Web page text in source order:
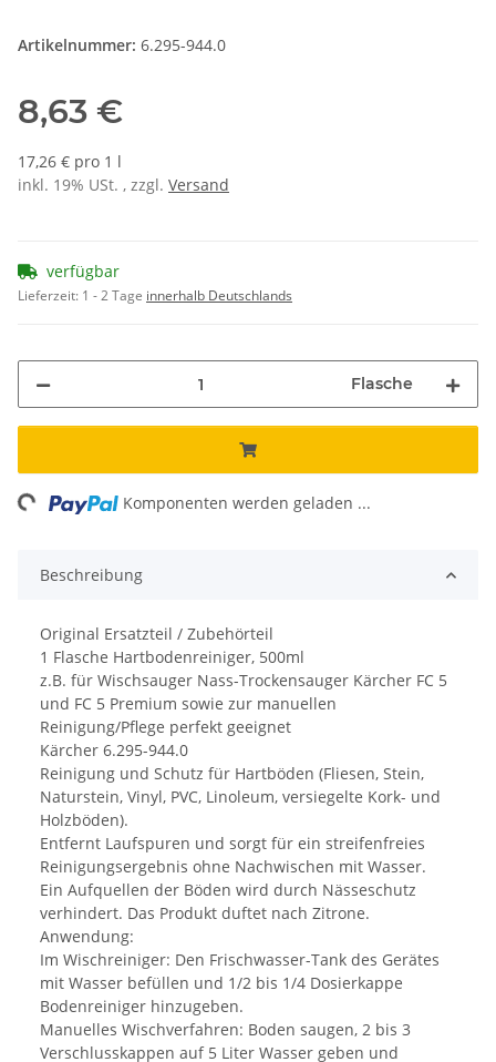
Artikelnummer: 6.295-944.0
8,63 €
17,26 € pro 1 l
inkl. 19% USt. , zzgl. Versand
verfügbar
Lieferzeit: 1 - 2 Tage innerhalb Deutschlands
Flasche
Komponenten werden geladen ...
Beschreibung
Original Ersatzteil / Zubehörteil
1 Flasche Hartbodenreiniger, 500ml
z.B. für Wischsauger Nass-Trockensauger Kärcher FC 5
und FC 5 Premium sowie zur manuellen
Reinigung/Pflege perfekt geeignet
Kärcher 6.295-944.0
Reinigung und Schutz für Hartböden (Fliesen, Stein,
Naturstein, Vinyl, PVC, Linoleum, versiegelte Kork- und
Holzböden).
Entfernt Laufspuren und sorgt für ein streifenfreies
Reinigungsergebnis ohne Nachwischen mit Wasser.
Ein Aufquellen der Böden wird durch Nässeschutz
verhindert. Das Produkt duftet nach Zitrone.
Anwendung:
Im Wischreiniger: Den Frischwasser-Tank des Gerätes
mit Wasser befüllen und 1/2 bis 1/4 Dosierkappe
Bodenreiniger hinzugeben.
Manuelles Wischverfahren: Boden saugen, 2 bis 3
Verschlusskappen auf 5 Liter Wasser geben und